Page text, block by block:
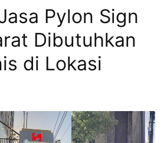
Pylon Sign
Dibutuhkan
di Lokasi